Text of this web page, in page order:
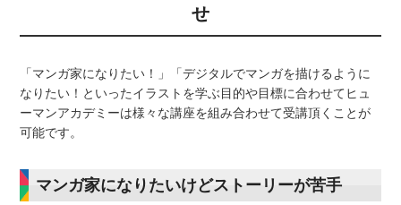
せ
「マンガ家になりたい！」「デジタルでマンガを描けるように
なりたい！といったイラストを学ぶ目的や目標に合わせてヒュ
ーマンアカデミーは様々な講座を組み合わせて受講頂くことが
可能です。
マンガ家になりたいけどストーリーが苦手